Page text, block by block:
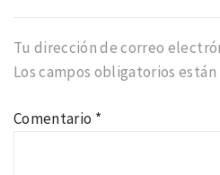
Tu dirección de correo
Los campos obligatorios están
Comentario *